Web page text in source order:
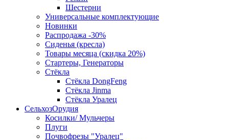
Шестерни
Универсальные комплектующие
Новинки
Распродажа -30%
Сиденья (кресла)
Товары месяца (скидка 20%)
Стартеры, Генераторы
Стёкла
Стёкла DongFeng
Стёкла Jinma
Стёкла Уралец
СельхозОрудия
Косилки/ Мульчеры
Плуги
Почвофрезы "Уралец"